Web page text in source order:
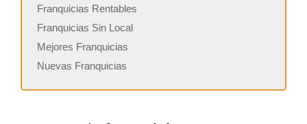
Franquicias Rentables
Franquicias Sin Local
Mejores Franquicias
Nuevas Franquicias